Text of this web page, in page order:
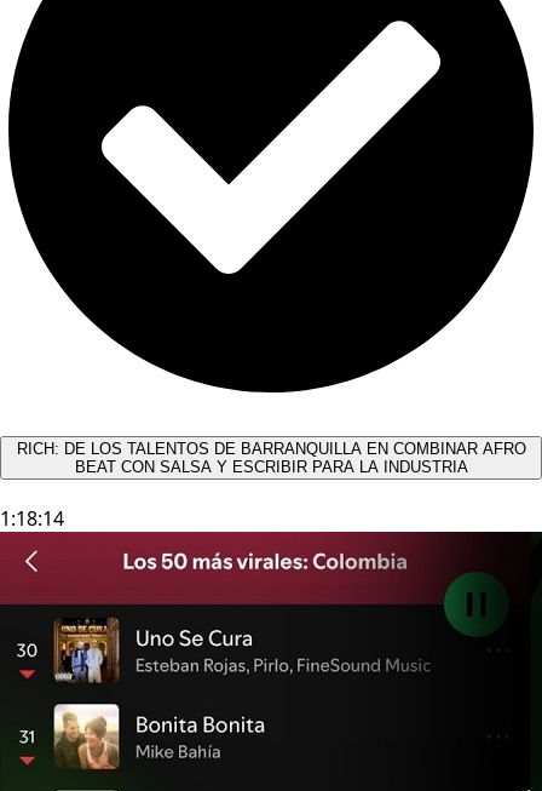
RICH: DE LOS TALENTOS DE BARRANQUILLA EN COMBINAR AFRO
BEAT CON SALSA Y ESCRIBIR PARA LA INDUSTRIA
1:18:14